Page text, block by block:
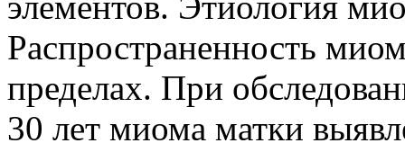
Распространенность
пределах. При
30 лет миома матки